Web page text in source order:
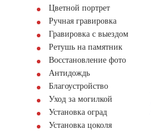
Цветной портрет
Ручная гравировка
Гравировка с выездом
Ретушь на памятник
Восстановление фото
Антидождь
Благоустройство
Уход за могилкой
Установка оград
Установка цоколя